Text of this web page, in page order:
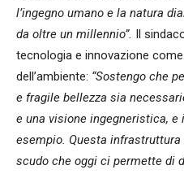
l’ingegno umano e la natura
da oltre un millennio”. Il
tecnologia e innovazione
dell’ambiente: “Sostengo che
e fragile bellezza sia
e una visione ingegneristica, e
esempio. Questa
scudo che oggi ci permette di